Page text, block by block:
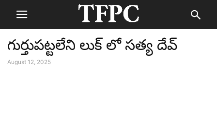
గుర్తుపట్టలేని లుక్ లో సత్య దేవ్
August 12, 2025